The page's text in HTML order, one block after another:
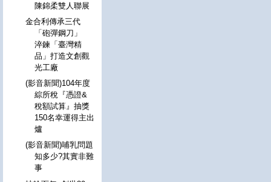
陳錦柔雙人聯展
金合利傳承三代
「砲彈鋼刀」
淬鍊「臺灣精
品」打造文創觀
光工廠
(影音新聞)104年度
綜所稅『憑證&
稅額試算』抽獎
150名幸運得主出
爐
(影音新聞)哺乳問題
知多少?其實非難
事